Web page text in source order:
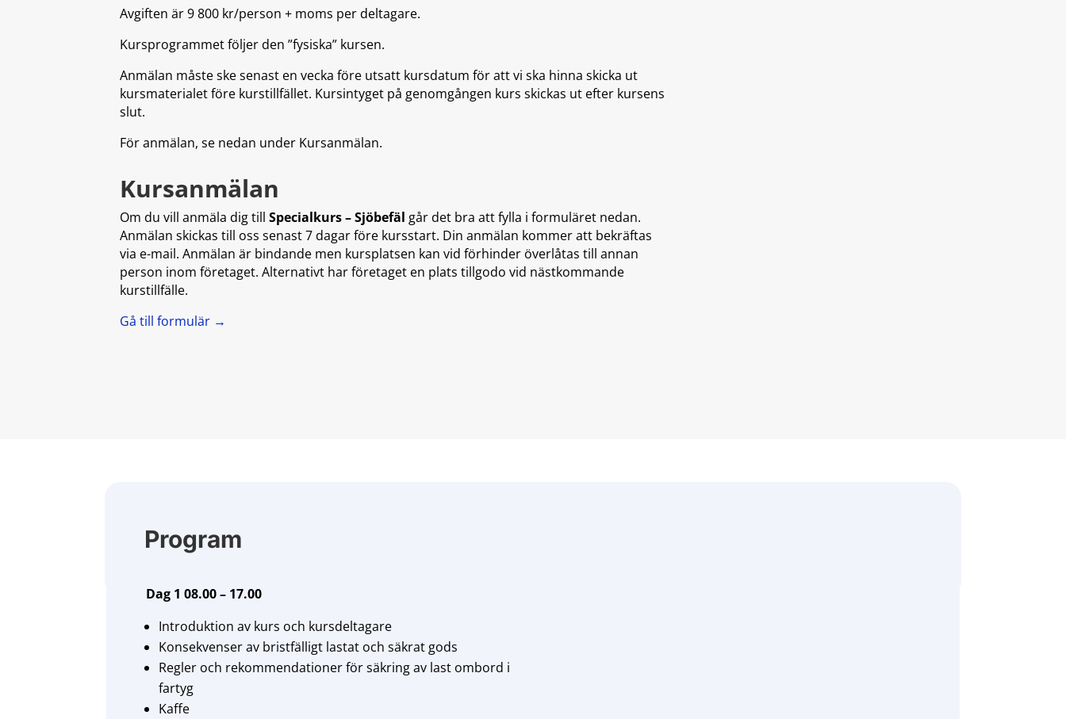
Avgiften är 9 800 kr/person + moms per deltagare.
Kursprogrammet följer den ”fysiska” kursen.
Anmälan måste ske senast en vecka före utsatt kursdatum för att vi ska hinna skicka ut
kursmaterialet före kurstillfället. Kursintyget på genomgången kurs skickas ut efter kursens
slut.
För anmälan, se nedan under Kursanmälan.
Kursanmälan
Om du vill anmäla dig till Specialkurs – Sjöbefäl går det bra att fylla i formuläret nedan.
Anmälan skickas till oss senast 7 dagar före kursstart. Din anmälan kommer att bekräftas
via e-mail. Anmälan är bindande men kursplatsen kan vid förhinder överlåtas till annan
person inom företaget. Alternativt har företaget en plats tillgodo vid nästkommande
kurstillfälle.
Gå till formulär →
Program
Dag 1 08.00 – 17.00
Introduktion av kurs och kursdeltagare
Konsekvenser av bristfälligt lastat och säkrat gods
Regler och rekommendationer för säkring av last ombord i
fartyg
Kaffe